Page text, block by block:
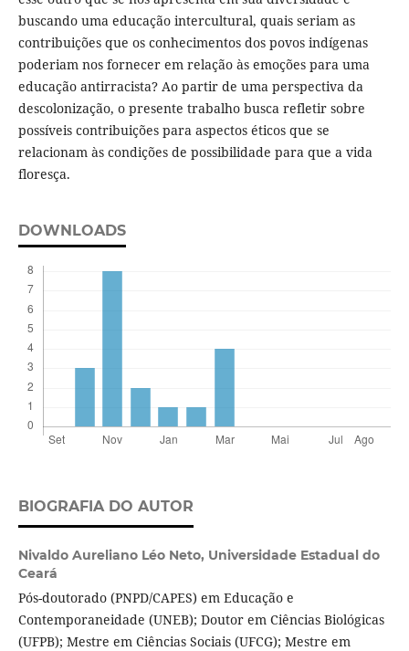
buscando uma educação intercultural, quais seriam as
contribuições que os conhecimentos dos povos indígenas
poderiam nos fornecer em relação às emoções para uma
educação antirracista? Ao partir de uma perspectiva da
descolonização, o presente trabalho busca refletir sobre
possíveis contribuições para aspectos éticos que se
relacionam às condições de possibilidade para que a vida
floresça.
DOWNLOADS
BIOGRAFIA DO AUTOR
Nivaldo Aureliano Léo Neto, Universidade Estadual do
Ceará
Pós-doutorado (PNPD/CAPES) em Educação e
Contemporaneidade (UNEB); Doutor em Ciências Biológicas
(UFPB); Mestre em Ciências Sociais (UFCG); Mestre em